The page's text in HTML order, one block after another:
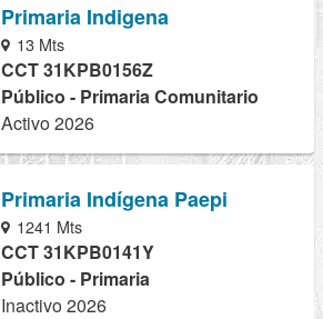
Primaria Indigena
13 Mts
CCT 31KPB0156Z
Público - Primaria Comunitario
Activo 2026
Primaria Indígena Paepi
1241 Mts
CCT 31KPB0141Y
Público - Primaria
Inactivo 2026